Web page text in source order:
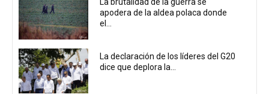
La brutalidad de la guerra se
apodera de la aldea polaca donde
el...
La declaración de los líderes del G20
dice que deplora la...